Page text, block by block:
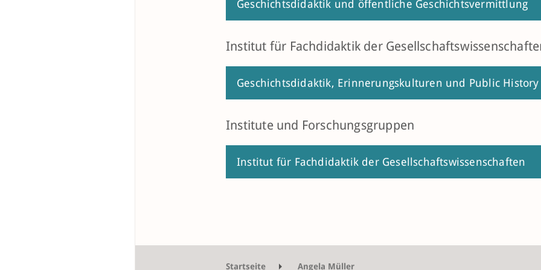
Geschichtsdidaktik und öffentliche Geschichtsvermittlung
Institut für Fachdidaktik der
Geschichtsdidaktik, Erinnerungskulturen und Public History
Institute und Forschungsgruppen
Institut für Fachdidaktik der Gesellschaftswissenschaften
Startseite Angela Müller